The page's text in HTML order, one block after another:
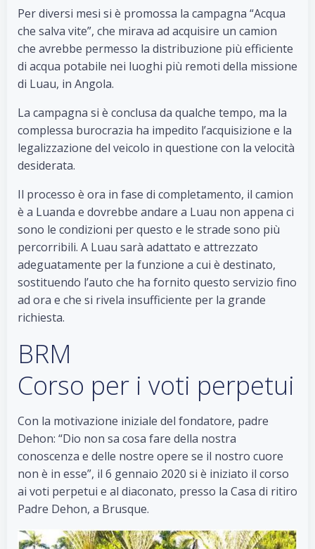
Per diversi mesi si è promossa la campagna “Acqua
che salva vite”, che mirava ad acquisire un camion
che avrebbe permesso la distribuzione più efficiente
di acqua potabile nei luoghi più remoti della missione
di Luau, in Angola.
La campagna si è conclusa da qualche tempo, ma la
complessa burocrazia ha impedito l’acquisizione e la
legalizzazione del veicolo in questione con la velocità
desiderata.
Il processo è ora in fase di completamento, il camion
è a Luanda e dovrebbe andare a Luau non appena ci
sono le condizioni per questo e le strade sono più
percorribili. A Luau sarà adattato e attrezzato
adeguatamente per la funzione a cui è destinato,
sostituendo l’auto che ha fornito questo servizio fino
ad ora e che si rivela insufficiente per la grande
richiesta.
BRM
Corso per i voti perpetui
Con la motivazione iniziale del fondatore, padre
Dehon: “Dio non sa cosa fare della nostra
conoscenza e delle nostre opere se il nostro cuore
non è in esse”, il 6 gennaio 2020 si è iniziato il corso
ai voti perpetui e al diaconato, presso la Casa di ritiro
Padre Dehon, a Brusque.